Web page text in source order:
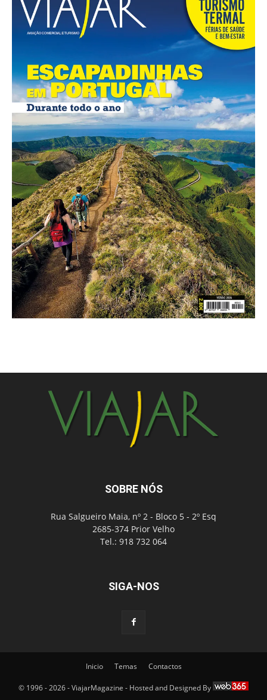
SOBRE NÓS
Rua Salgueiro Maia, nº 2 - Bloco 5 - 2º Esq
2685-374 Prior Velho
Tel.: 918 732 064
SIGA-NOS
Inicio Temas Contactos
© 1996 - 2026 - ViajarMagazine - Hosted and Designed By